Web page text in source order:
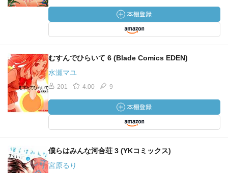
むすんでひらいて 6 (Blade Comics EDEN)
水瀬マユ
201 4.00 9
僕らはみんな河合荘 3 (YKコミックス)
宮原るり